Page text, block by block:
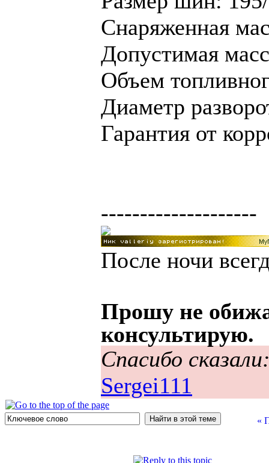
Снаряженная
Допустимая
Объем
Диаметр
Гарантия от
--------------------
После ночи
Прошу не
консультирую.
Спасибо
Sergei111
«